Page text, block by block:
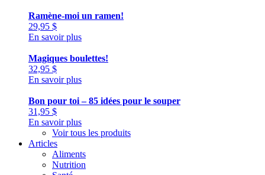
Ramène-moi un ramen!
29,95 $
En savoir plus
Magiques boulettes!
32,95 $
En savoir plus
Bon pour toi – 85 idées pour le souper
31,95 $
En savoir plus
Voir tous les produits
Articles
Aliments
Nutrition